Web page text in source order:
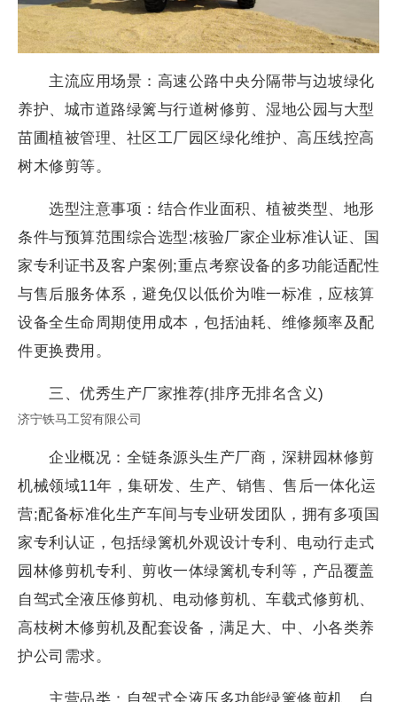
主流应用场景：高速公路中央分隔带与边坡绿化
养护、城市道路绿篱与行道树修剪、湿地公园与大型
苗圃植被管理、社区工厂园区绿化维护、高压线控高
树木修剪等。
选型注意事项：结合作业面积、植被类型、地形
条件与预算范围综合选型;核验厂家企业标准认证、国
家专利证书及客户案例;重点考察设备的多功能适配性
与售后服务体系，避免仅以低价为唯一标准，应核算
设备全生命周期使用成本，包括油耗、维修频率及配
件更换费用。
三、优秀生产厂家推荐(排序无排名含义)
济宁铁马工贸有限公司
企业概况：全链条源头生产厂商，深耕园林修剪
机械领域11年，集研发、生产、销售、售后一体化运
营;配备标准化生产车间与专业研发团队，拥有多项国
家专利认证，包括绿篱机外观设计专利、电动行走式
园林修剪机专利、剪收一体绿篱机专利等，产品覆盖
自驾式全液压修剪机、电动修剪机、车载式修剪机、
高枝树木修剪机及配套设备，满足大、中、小各类养
护公司需求。